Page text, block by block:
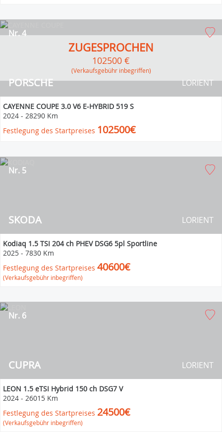
PORSCHE
Nr. 4
LORIENT
ZUGESPROCHEN
102500 €
(Verkaufsgebühr inbegriffen)
CAYENNE COUPE 3.0 V6 E-HYBRID 519 S
2024 - 28290 Km
Festlegung des Startpreises 102500€
SKODA
Nr. 5
LORIENT
Kodiaq 1.5 TSI 204 ch PHEV DSG6 5pl Sportline
2025 - 7830 Km
Festlegung des Startpreises 40600€
(Verkaufsgebühr inbegriffen)
CUPRA
Nr. 6
LORIENT
LEON 1.5 eTSI Hybrid 150 ch DSG7 V
2024 - 26015 Km
Festlegung des Startpreises 24500€
(Verkaufsgebühr inbegriffen)